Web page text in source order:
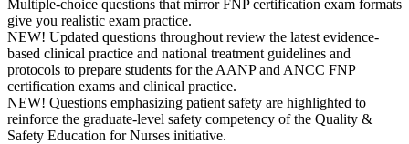
Multiple-choice questions that mirror FNP certification exam formats
give you realistic exam practice.
NEW! Updated questions throughout review the latest evidence-
based clinical practice and national treatment guidelines and
protocols to prepare students for the AANP and ANCC FNP
certification exams and clinical practice.
NEW! Questions emphasizing patient safety are highlighted to
reinforce the graduate-level safety competency of the Quality &
Safety Education for Nurses initiative.